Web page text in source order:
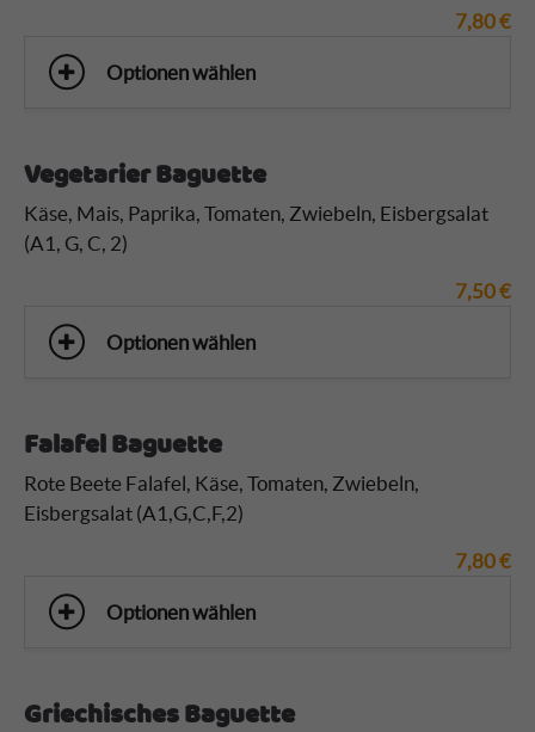
7,80€
Optionen wählen
Vegetarier Baguette
Käse, Mais, Paprika, Tomaten, Zwiebeln, Eisbergsalat
(A1, G, C, 2)
7,50€
Optionen wählen
Falafel Baguette
Rote Beete Falafel, Käse, Tomaten, Zwiebeln,
Eisbergsalat (A1,G,C,F,2)
7,80€
Optionen wählen
Griechisches Baguette